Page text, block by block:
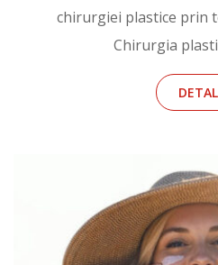
chirurgiei plastice prin
Chirurgia